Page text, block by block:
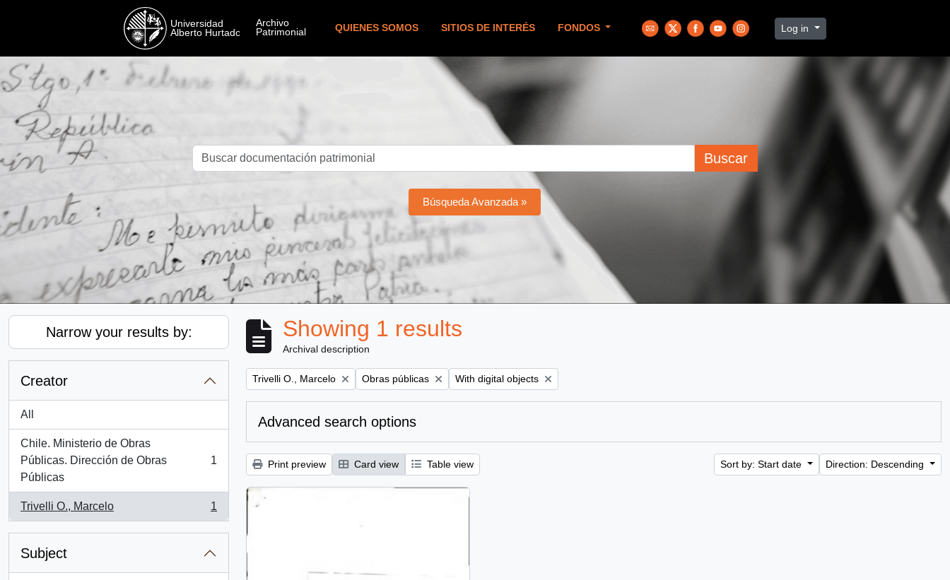
QUIENES SOMOS SITIOS DE INTERÉS FONDOS Log in
Buscar
Búsqueda Avanzada »
Narrow your results by:
Creator
All
Chile. Ministerio de Obras
Públicas. Dirección de Obras
Públicas
, 1 results
1
Trivelli O., Marcelo
, 1 results
1
Subject
Showing 1 results
Archival description
Remove filter:
Trivelli O., Marcelo Remove filter:
Obras públicas Remove filter:
With digital objects
Advanced search options
Print preview Card view Table view Sort by: Start date Direction: Descending